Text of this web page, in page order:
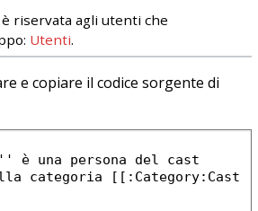
riservata agli utenti che
Utenti.
e copiare il codice sorgente di